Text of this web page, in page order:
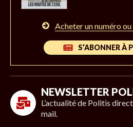
Acheter un numéro
S’ABONNER À
NEWSLETTER
L’actualité de Politis
mail.